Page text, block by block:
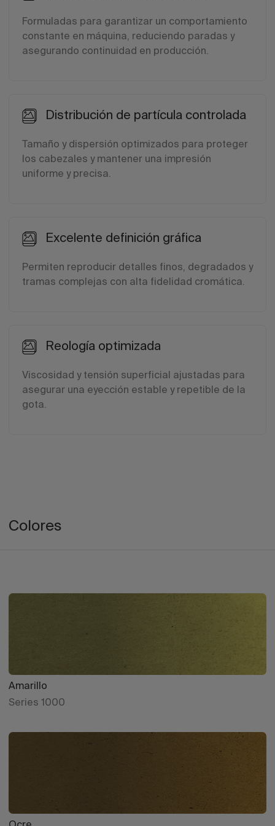
Formuladas para garantizar un comportamiento
constante en máquina, reduciendo paradas y
asegurando continuidad en producción.
Distribución de partícula controlada
Tamaño y dispersión optimizados para proteger
los cabezales y mantener una impresión
uniforme y precisa.
Excelente definición gráfica
Permiten reproducir detalles finos, degradados y
tramas complejas con alta fidelidad cromática.
Reología optimizada
Viscosidad y tensión superficial ajustadas para
asegurar una eyección estable y repetible de la
gota.
Colores
Amarillo
Series 1000